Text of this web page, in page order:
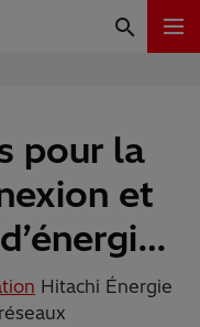
pour la
et
Hitachi Énergie